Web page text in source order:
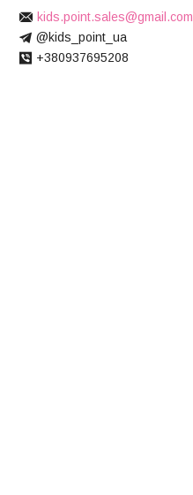
kids.point.sales@gmail.com
@kids_point_ua
+380937695208